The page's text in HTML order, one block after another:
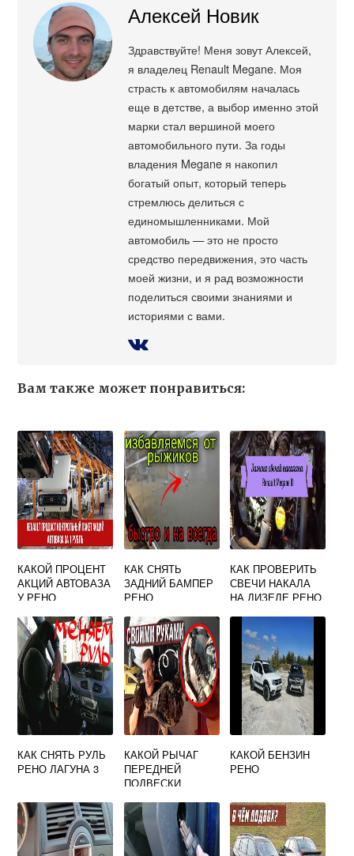
Алексей Новик
Здравствуйте! Меня зовут Алексей,
я владелец Renault Megane. Моя
страсть к автомобилям началась
еще в детстве, а выбор именно этой
марки стал вершиной моего
автомобильного пути. За годы
владения Megane я накопил
богатый опыт, который теперь
стремлюсь делиться с
единомышленниками. Мой
автомобиль — это не просто
средство передвижения, это часть
моей жизни, и я рад возможности
поделиться своими знаниями и
историями с вами.
Вам также может понравиться:
КАКОЙ ПРОЦЕНТ
АКЦИЙ АВТОВАЗА
У РЕНО
КАК СНЯТЬ
ЗАДНИЙ БАМПЕР
РЕНО
КАК ПРОВЕРИТЬ
СВЕЧИ НАКАЛА
НА ДИЗЕЛЕ РЕНО
КАК СНЯТЬ РУЛЬ
РЕНО ЛАГУНА 3
КАКОЙ РЫЧАГ
ПЕРЕДНЕЙ
ПОДВЕСКИ
ПОСТАВИТЬ НА
РЕНО ДАСТЕР
КАКОЙ БЕНЗИН
РЕНО